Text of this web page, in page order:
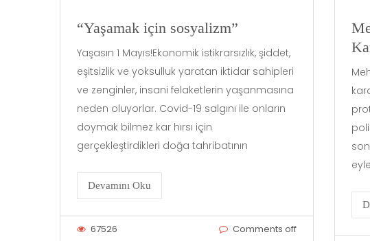
“Yaşamak için sosyalizm”
Yaşasın 1 Mayıs!Ekonomik istikrarsızlık, şiddet,
eşitsizlik ve yoksulluk yaratan iktidar sahipleri
ve zenginler, insani felaketlerin yaşanmasına
neden oluyorlar. Covid-19 salgını ile onların
doymak bilmez kar hırsı için
gerçekleştirdikleri doğa tahribatının
Devamını Oku
67526 Comments off